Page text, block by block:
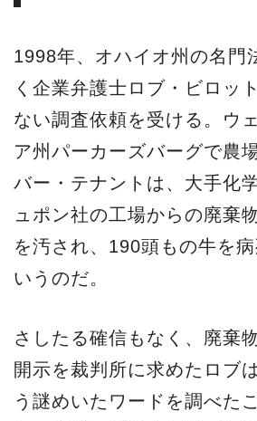
1998年、オハイオ州の名門
く企業弁護士ロブ・ビロッ
ない調査依頼を受ける。ウ
ア州パーカーズバーグで農
バー・テナントは、大手化
ュポン社の工場からの廃棄
を汚され、190頭もの牛を
いうのだ。
さしたる確信もなく、廃棄
開示を裁判所に求めたロブ
う謎めいたワードを調べた